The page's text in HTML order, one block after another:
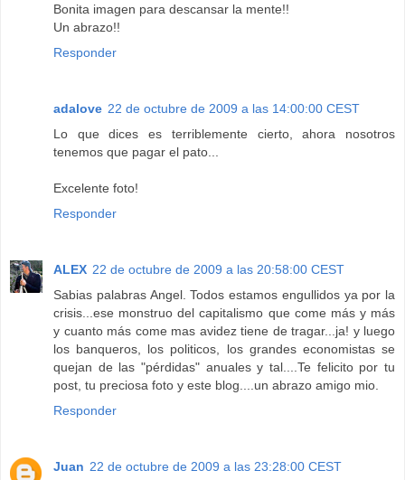
Bonita imagen para descansar la mente!!
Un abrazo!!
Responder
adalove 22 de octubre de 2009 a las 14:00:00 CEST
Lo que dices es terriblemente cierto, ahora nosotros
tenemos que pagar el pato...
Excelente foto!
Responder
ALEX 22 de octubre de 2009 a las 20:58:00 CEST
Sabias palabras Angel. Todos estamos engullidos ya por la
crisis...ese monstruo del capitalismo que come más y más
y cuanto más come mas avidez tiene de tragar...ja! y luego
los banqueros, los politicos, los grandes economistas se
quejan de las "pérdidas" anuales y tal....Te felicito por tu
post, tu preciosa foto y este blog....un abrazo amigo mio.
Responder
Juan 22 de octubre de 2009 a las 23:28:00 CEST